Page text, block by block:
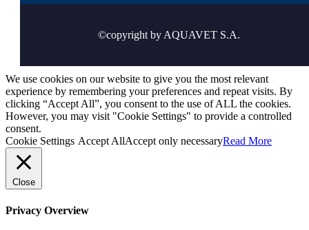
©copyright by AQUAVET S.A.
We use cookies on our website to give you the most relevant
experience by remembering your preferences and repeat visits. By
clicking “Accept All”, you consent to the use of ALL the cookies.
However, you may visit "Cookie Settings" to provide a controlled
consent.
Cookie Settings Accept AllAccept only necessaryRead More
Close
Privacy Overview